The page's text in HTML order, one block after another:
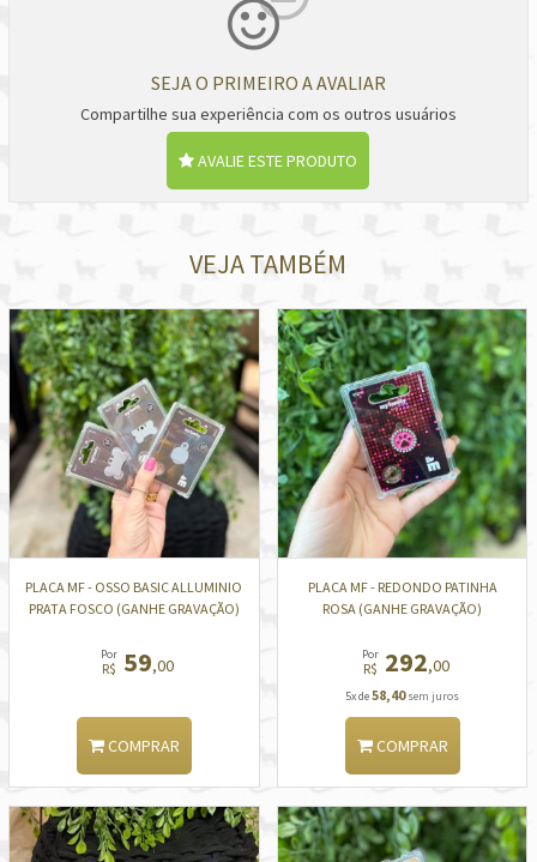
SEJA O PRIMEIRO A AVALIAR
Compartilhe sua experiência com os outros usuários
AVALIE ESTE PRODUTO
VEJA TAMBÉM
PLACA MF - OSSO BASIC ALLUMINIO
PRATA FOSCO (GANHE GRAVAÇÃO)
Por
R$ 59,00
COMPRAR
PLACA MF - REDONDO PATINHA
ROSA (GANHE GRAVAÇÃO)
Por
R$ 292,00
5x de58,40sem juros
COMPRAR